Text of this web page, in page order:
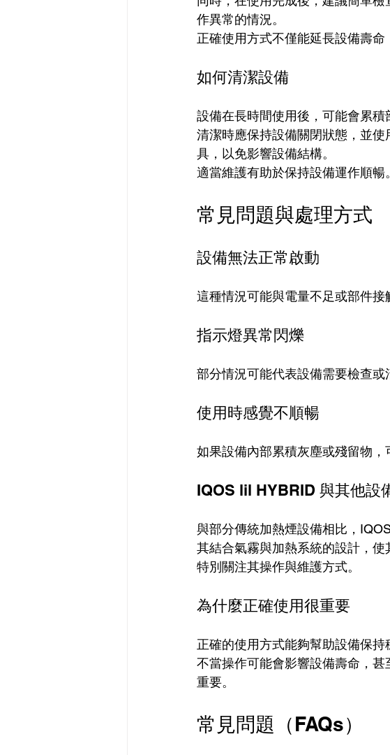
作異常的情況。
正確使用方式不僅能延長設備壽命
如何清潔設備
設備在長時間使用後，可能會累積
清潔時應保持設備關閉狀態，並
具，以免影響設備結構。
適當維護有助於保持設備運作順暢。
常見問題與處理方式
設備無法正常啟動
這種情況可能與電量不足或部件接
指示燈異常閃爍
部分情況可能代表設備需要檢查或
使用時感覺不順暢
如果設備內部累積灰塵或殘留物，
IQOS lil HYBRID 與其他設
與部分傳統加熱煙設備相比，
其結合氣霧與加熱系統的設計，
特別關注其操作與維護方式。
為什麼正確使用很重要
正確的使用方式能夠幫助設備保持
不當操作可能會影響設備壽命，
重要。
常見問題（FAQs）